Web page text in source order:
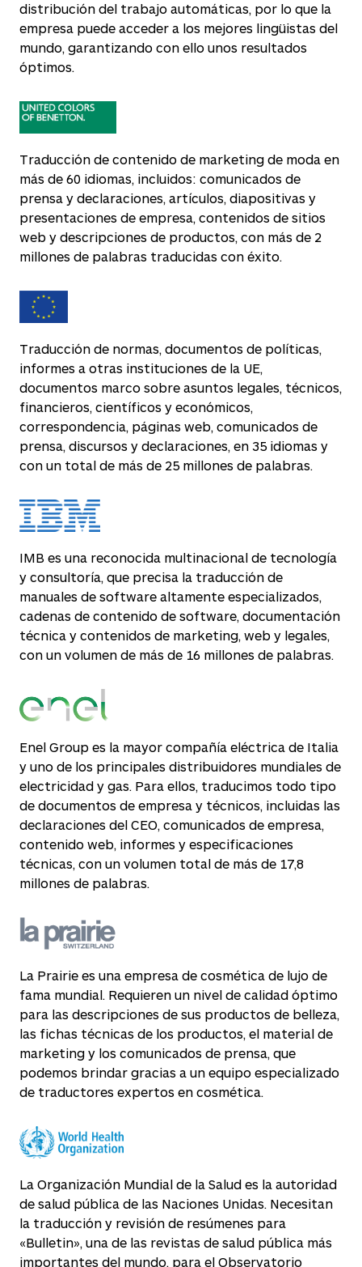
distribución del trabajo automáticas, por lo que la
empresa puede acceder a los mejores lingüistas del
mundo, garantizando con ello unos resultados
óptimos.
Traducción de contenido de marketing de moda en
más de 60 idiomas, incluidos: comunicados de
prensa y declaraciones, artículos, diapositivas y
presentaciones de empresa, contenidos de sitios
web y descripciones de productos, con más de 2
millones de palabras traducidas con éxito.
Traducción de normas, documentos de políticas,
informes a otras instituciones de la UE,
documentos marco sobre asuntos legales, técnicos,
financieros, científicos y económicos,
correspondencia, páginas web, comunicados de
prensa, discursos y declaraciones, en 35 idiomas y
con un total de más de 25 millones de palabras.
IMB es una reconocida multinacional de tecnología
y consultoría, que precisa la traducción de
manuales de software altamente especializados,
cadenas de contenido de software, documentación
técnica y contenidos de marketing, web y legales,
con un volumen de más de 16 millones de palabras.
Enel Group es la mayor compañía eléctrica de Italia
y uno de los principales distribuidores mundiales de
electricidad y gas. Para ellos, traducimos todo tipo
de documentos de empresa y técnicos, incluidas las
declaraciones del CEO, comunicados de empresa,
contenido web, informes y especificaciones
técnicas, con un volumen total de más de 17,8
millones de palabras.
La Prairie es una empresa de cosmética de lujo de
fama mundial. Requieren un nivel de calidad óptimo
para las descripciones de sus productos de belleza,
las fichas técnicas de los productos, el material de
marketing y los comunicados de prensa, que
podemos brindar gracias a un equipo especializado
de traductores expertos en cosmética.
La Organización Mundial de la Salud es la autoridad
de salud pública de las Naciones Unidas. Necesitan
la traducción y revisión de resúmenes para
«Bulletin», una de las revistas de salud pública más
importantes del mundo, para el Observatorio